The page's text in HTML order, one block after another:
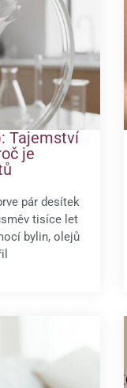
Tajemství
je
pár desítek
tisíce let
bylin, olejů